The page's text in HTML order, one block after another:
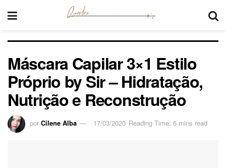
Máscara Capilar 3×1 Estilo
Próprio by Sir – Hidratação,
Nutrição e Reconstrução
por Cilene Alba 17/03/2020 Reading Time: 6 mins read